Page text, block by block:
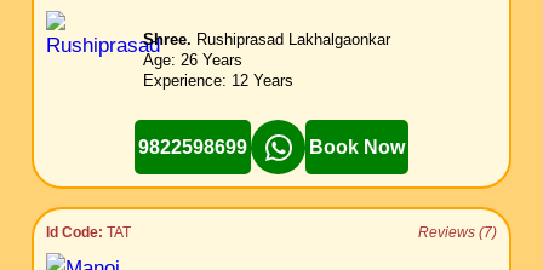
Shree. Rushiprasad Lakhalgaonkar
Age: 26 Years
Experience: 12 Years
9822598699 Book Now
Id Code: TAT Reviews (7)